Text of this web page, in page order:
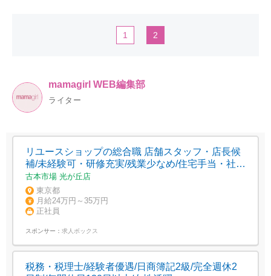
1 2
mamagirl WEB編集部
ライター
リユースショップの総合職 店舗スタッフ・店長候
補/未経験可・研修充実/残業少なめ/住宅手当・社宅
制度
古本市場 光が丘店
東京都
月給24万円～35万円
正社員
スポンサー： 求人ボックス
税務・税理士/経験者優遇/日商簿記2級/完全週休2